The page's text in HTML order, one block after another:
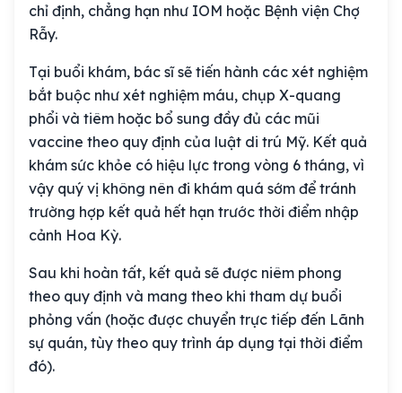
chỉ định, chẳng hạn như IOM hoặc Bệnh viện Chợ
Rẫy.
Tại buổi khám, bác sĩ sẽ tiến hành các xét nghiệm
bắt buộc như xét nghiệm máu, chụp X-quang
phổi và tiêm hoặc bổ sung đầy đủ các mũi
vaccine theo quy định của luật di trú Mỹ. Kết quả
khám sức khỏe có hiệu lực trong vòng 6 tháng, vì
vậy quý vị không nên đi khám quá sớm để tránh
trường hợp kết quả hết hạn trước thời điểm nhập
cảnh Hoa Kỳ.
Sau khi hoàn tất, kết quả sẽ được niêm phong
theo quy định và mang theo khi tham dự buổi
phỏng vấn (hoặc được chuyển trực tiếp đến Lãnh
sự quán, tùy theo quy trình áp dụng tại thời điểm
đó).